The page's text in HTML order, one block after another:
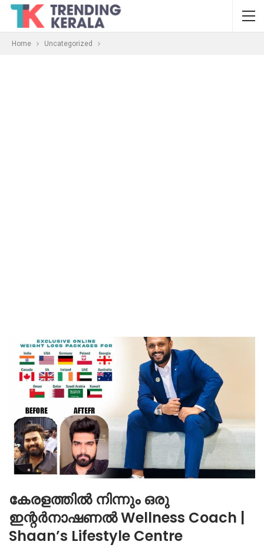
Home Uncategorized
കേരളത്തിൽ നിന്നും ഒരു
ഇന്റർനാഷണൽ Wellness Coach |
Shaan’s Lifestyle Centre